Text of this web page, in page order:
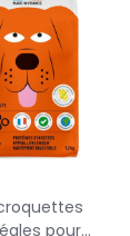
pour